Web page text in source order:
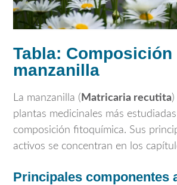
Tabla: Composición
manzanilla
La manzanilla ( Matricaria recutita
plantas medicinales más
composición fitoquímica. Sus
activos se concentran en los
Principales componentes